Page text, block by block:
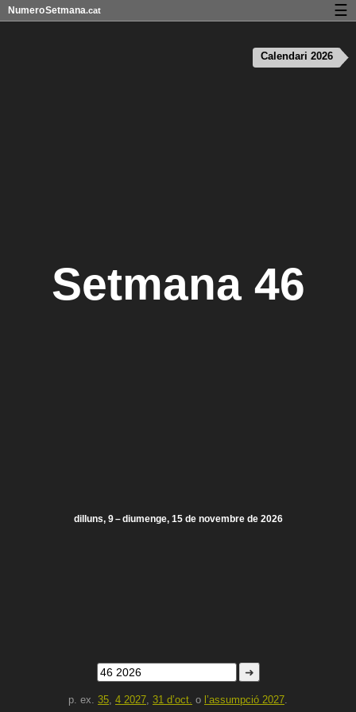
Setmana 46
dilluns, 9 – diumenge, 15 de novembre de 2026
➜
p. ex. 35, 4 2027, 31 d’oct. o l’assumpció 2027.
Calendari 2026
NumeroSetmana.cat ☰